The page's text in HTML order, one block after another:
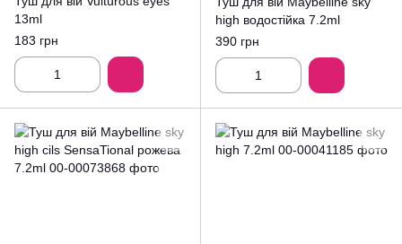
13ml
183 грн
high водостійка 7.2ml
390 грн